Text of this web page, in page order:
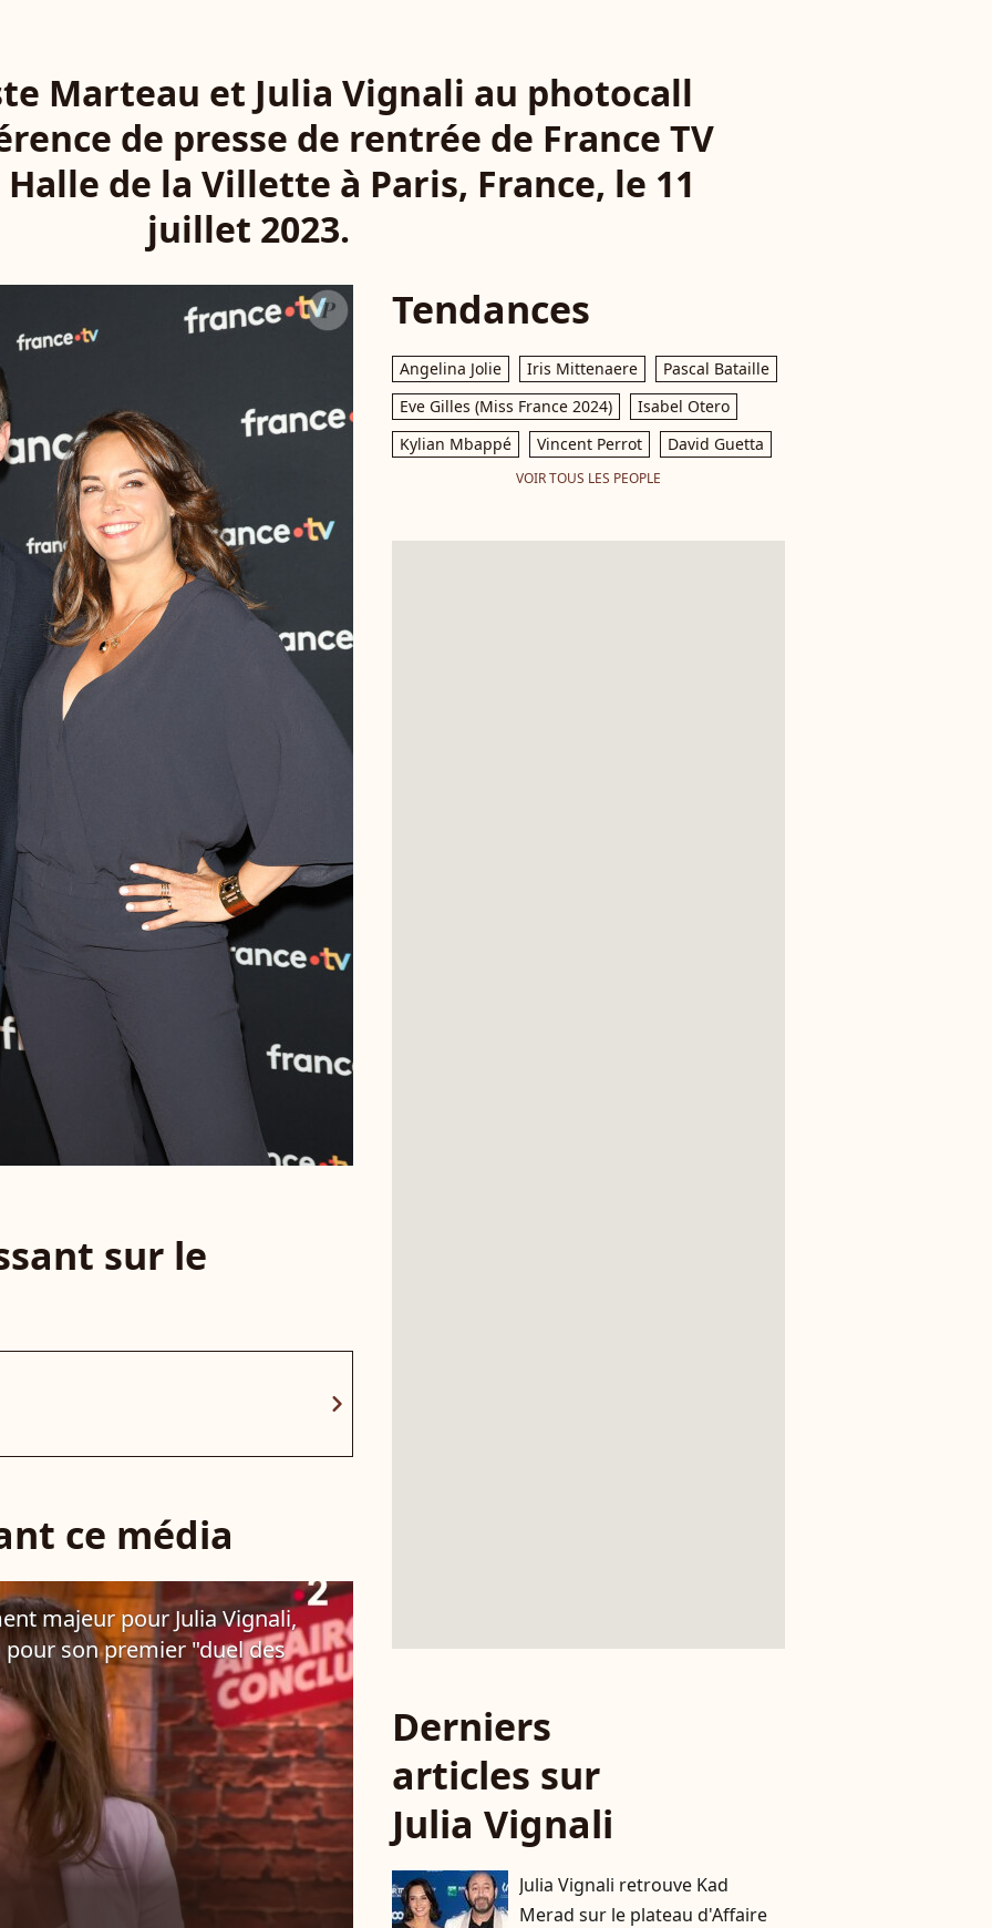
Marteau et Julia Vignali au photocall
de presse de rentrée de France TV
de la Villette à Paris, France, le 11
juillet 2023.
sur le
chevron_right
ce média
majeur pour Julia Vignali,
son premier "duel des
Tendances
Angelina Jolie Iris Mittenaere
Pascal Bataille
Eve Gilles (Miss France 2024)
Isabel Otero
Kylian Mbappé
Vincent Perrot David Guetta
VOIR TOUS LES PEOPLE
Derniers
articles sur
Julia Vignali
Julia Vignali retrouve Kad
Merad sur le plateau d'Affaire